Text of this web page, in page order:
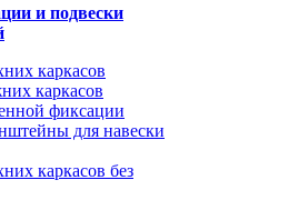
и подвески
каркасов
каркасов
фиксации
для навески
каркасов без